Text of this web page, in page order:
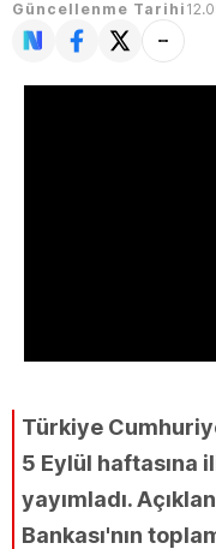
Güncellenme Tarihi
Türkiye
5 Eylül haftasına
yayımladı.
Bankası'nın